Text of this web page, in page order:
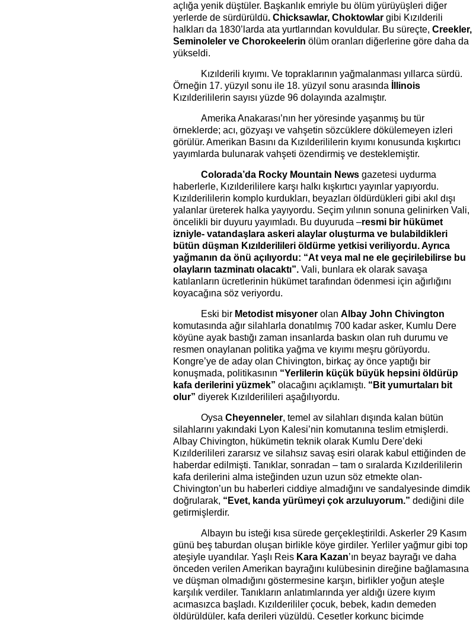
açlığa yenik düştüler. Başkanlık emriyle bu ölüm yürüyüşleri diğer
yerlerde de sürdürüldü. Chicksawlar, Choktowlar gibi Kızılderili
halkları da 1830’larda ata yurtlarından kovuldular. Bu süreçte, Creekler,
Seminoleler ve Chorokeelerin ölüm oranları diğerlerine göre daha da
yükseldi.
Kızılderili kıyımı. Ve topraklarının yağmalanması yıllarca sürdü.
Örneğin 17. yüzyıl sonu ile 18. yüzyıl sonu arasında İllinois
Kızılderililerin sayısı yüzde 96 dolayında azalmıştır.
Amerika Anakarası’nın her yöresinde yaşanmış bu tür
örneklerde; acı, gözyaşı ve vahşetin sözcüklere dökülemeyen izleri
görülür. Amerikan Basını da Kızılderililerin kıyımı konusunda kışkırtıcı
yayımlarda bulunarak vahşeti özendirmiş ve desteklemiştir.
Colorada’da Rocky Mountain News gazetesi uydurma
haberlerle, Kızılderililere karşı halkı kışkırtıcı yayınlar yapıyordu.
Kızılderililerin komplo kurdukları, beyazları öldürdükleri gibi akıl dışı
yalanlar üreterek halka yayıyordu. Seçim yılının sonuna gelinirken Vali,
öncelikli bir duyuru yayımladı. Bu duyuruda –resmi bir hükümet
izniyle- vatandaşlara askeri alaylar oluşturma ve bulabildikleri
bütün düşman Kızılderilileri öldürme yetkisi veriliyordu. Ayrıca
yağmanın da önü açılıyordu: “At veya mal ne ele geçirilebilirse bu
olayların tazminatı olacaktı”. Vali, bunlara ek olarak savaşa
katılanların ücretlerinin hükümet tarafından ödenmesi için ağırlığını
koyacağına söz veriyordu.
Eski bir Metodist misyoner olanAlbay John Chivington
komutasında ağır silahlarla donatılmış 700 kadar asker, Kumlu Dere
köyüne ayak bastığı zaman insanlarda baskın olan ruh durumu ve
resmen onaylanan politika yağma ve kıyımı meşru görüyordu.
Kongre’ye de aday olan Chivington, birkaç ay önce yaptığı bir
konuşmada, politikasının “Yerlilerin küçük büyük hepsini öldürüp
kafa derilerini yüzmek” olacağını açıklamıştı. “Bit yumurtaları bit
olur” diyerek Kızılderilileri aşağılıyordu.
OysaCheyenneler, temel av silahları dışında kalan bütün
silahlarını yakındaki Lyon Kalesi’nin komutanına teslim etmişlerdi.
Albay Chivington, hükümetin teknik olarak Kumlu Dere’deki
Kızılderilileri zararsız ve silahsız savaş esiri olarak kabul ettiğinden de
haberdar edilmişti. Tanıklar, sonradan – tam o sıralarda Kızılderililerin
kafa derilerini alma isteğinden uzun uzun söz etmekte olan-
Chivington’un bu haberleri ciddiye almadığını ve sandalyesinde dimdik
doğrularak, “Evet, kanda yürümeyi çok arzuluyorum.” dediğini dile
getirmişlerdir.
Albayın bu isteği kısa sürede gerçekleştirildi. Askerler 29 Kasım
günü beş taburdan oluşan birlikle köye girdiler. Yerliler yağmur gibi top
ateşiyle uyandılar. Yaşlı Reis Kara Kazan’ın beyaz bayrağı ve daha
önceden verilen Amerikan bayrağını kulübesinin direğine bağlamasına
ve düşman olmadığını göstermesine karşın, birlikler yoğun ateşle
karşılık verdiler. Tanıkların anlatımlarında yer aldığı üzere kıyım
acımasızca başladı. Kızılderililer çocuk, bebek, kadın demeden
öldürüldüler, kafa derileri yüzüldü. Cesetler korkunç biçimde